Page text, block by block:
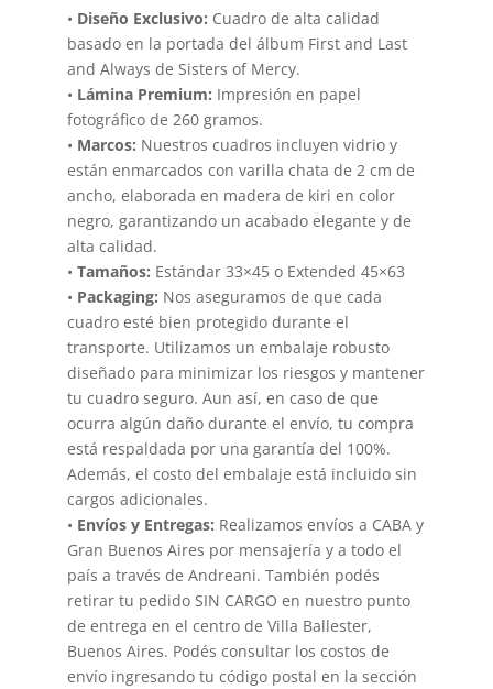
• Diseño Exclusivo: Cuadro de alta calidad
basado en la portada del álbum First and Last
and Always de Sisters of Mercy.
• Lámina Premium: Impresión en papel
fotográfico de 260 gramos.
• Marcos: Nuestros cuadros incluyen vidrio y
están enmarcados con varilla chata de 2 cm de
ancho, elaborada en madera de kiri en color
negro, garantizando un acabado elegante y de
alta calidad.
• Tamaños: Estándar 33×45 o Extended 45×63
• Packaging: Nos aseguramos de que cada
cuadro esté bien protegido durante el
transporte. Utilizamos un embalaje robusto
diseñado para minimizar los riesgos y mantener
tu cuadro seguro. Aun así, en caso de que
ocurra algún daño durante el envío, tu compra
está respaldada por una garantía del 100%.
Además, el costo del embalaje está incluido sin
cargos adicionales.
• Envíos y Entregas: Realizamos envíos a CABA y
Gran Buenos Aires por mensajería y a todo el
país a través de Andreani. También podés
retirar tu pedido SIN CARGO en nuestro punto
de entrega en el centro de Villa Ballester,
Buenos Aires. Podés consultar los costos de
envío ingresando tu código postal en la sección